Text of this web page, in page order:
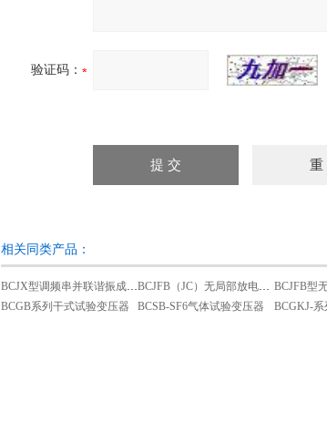
验证码：
相关同类产品：
BCJX型调频串并联谐振成套试验装置 BCJFB（JC）无局部放电串激式工频试验变压器
BCGB系列干式试验变压器
BCSB-SF6气体试验变压器